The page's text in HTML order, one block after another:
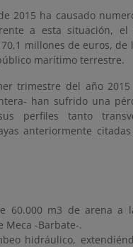
2015 ha causado
a esta situación, el
millones de euros, de
marítimo terrestre.
trimestre del año
han sufrido una
perfiles tanto
anteriormente
60.000 m3 de arena a
Meca -Barbate-.
hidráulico,